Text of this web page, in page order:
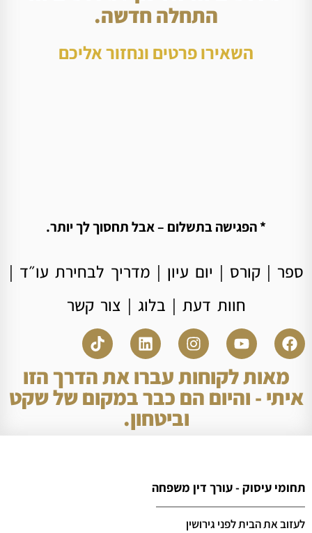
התחלה חדשה.
השאירו פרטים ונחזור אליכם
* הפגישה בתשלום – אבל תחסוך לך יותר.
ספר |קורס | יום עיון | מדריך לבחירת עו״ד |
חוות דעת | בלוג | צור קשר
מאות לקוחות עברו את הדרך הזו
איתי - והיום הם כבר במקום של שקט
וביטחון.
תחומי עיסוק - עורך דין משפחה
לעזוב את הבית לפני גירושין